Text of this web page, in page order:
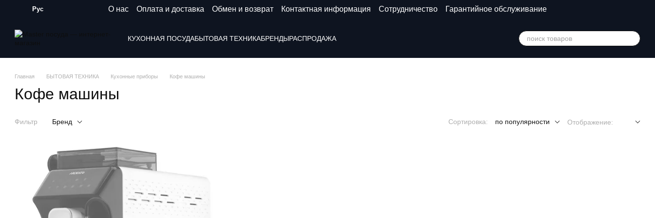
Перейти к основному контенту
Рус О нас Оплата и доставка Обмен и возврат Контактная информация Сотрудничество Гарантийное обслуживание
КУХОННАЯ ПОСУДАБЫТОВАЯ ТЕХНИКАБРЕНДЫРАСПРОДАЖА
Главная БЫТОВАЯ ТЕХНИКА Кухонные приборы Кофе машины
Кофе машины
Фильтр Бренд Сортировка: по популярности Отображение: